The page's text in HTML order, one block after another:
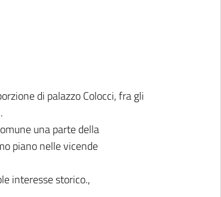
di palazzo Colocci, fra gli
una parte della
piano nelle vicende
interesse storico.,